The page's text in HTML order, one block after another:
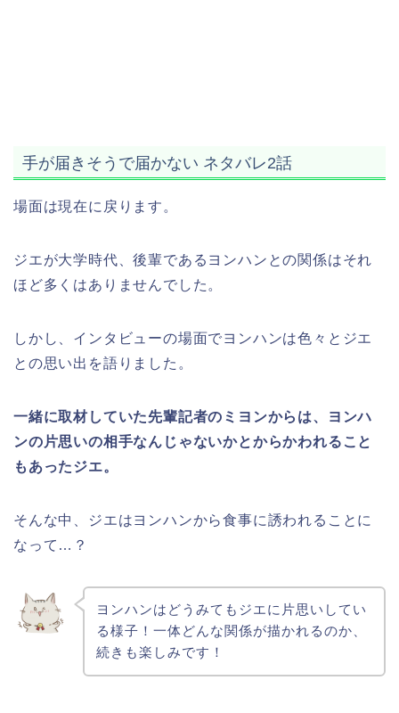
手が届きそうで届かない ネタバレ2話
場面は現在に戻ります。
ジエが大学時代、後輩であるヨンハンとの関係はそれ
ほど多くはありませんでした。
しかし、インタビューの場面でヨンハンは色々とジエ
との思い出を語りました。
一緒に取材していた先輩記者のミヨンからは、ヨンハ
ンの片思いの相手なんじゃないかとからかわれること
もあったジエ。
そんな中、ジエはヨンハンから食事に誘われることに
なって…？
ヨンハンはどうみてもジエに片思いしてい
る様子！一体どんな関係が描かれるのか、
続きも楽しみです！